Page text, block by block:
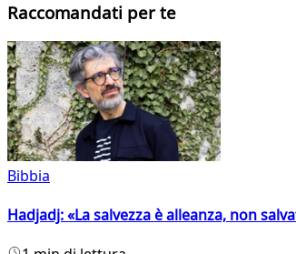
Raccomandati per te
Bibbia
Hadjadj: «La salvezza è alleanza, non